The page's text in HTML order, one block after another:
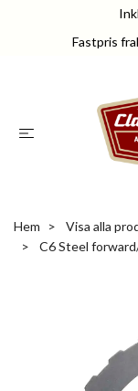
Fastpris
Hem Visa alla
C6 Steel